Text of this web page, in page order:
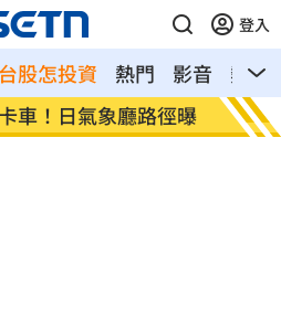
登入
台股怎投資 熱門 影音
熱搜
體發威！ 施振榮力挺這神企